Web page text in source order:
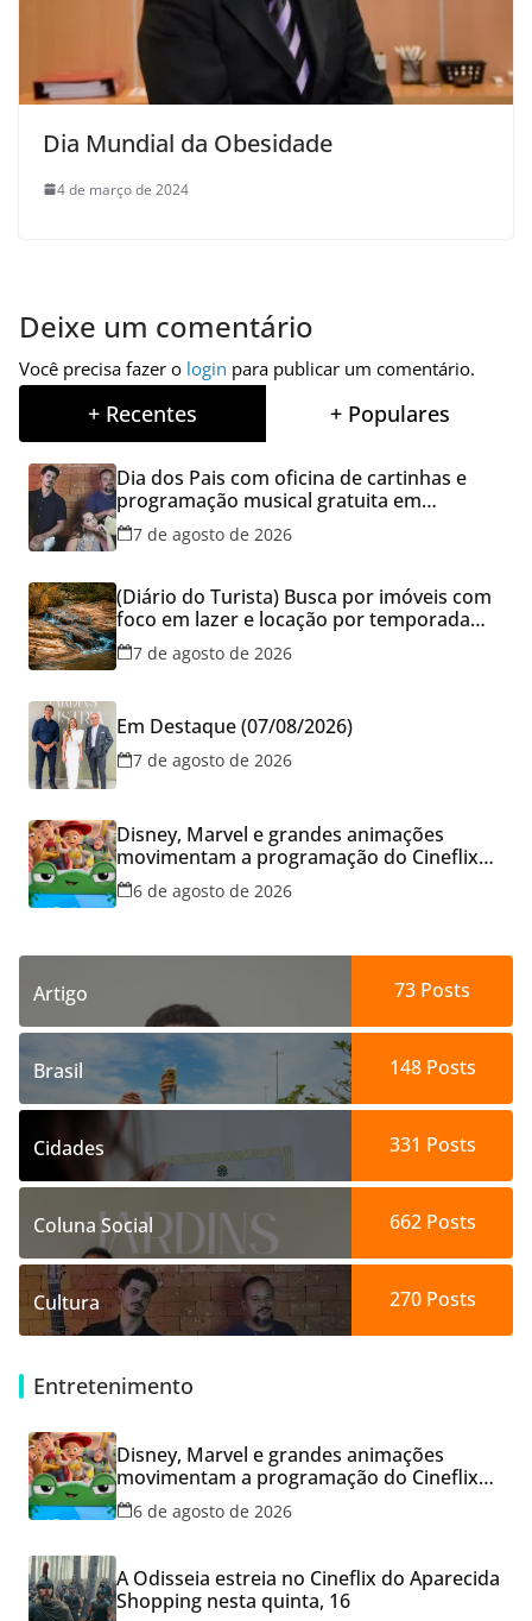
Dia Mundial da Obesidade
4 de março de 2024
Deixe um comentário
Você precisa fazer o login para publicar um comentário.
+ Recentes + Populares
Dia dos Pais com oficina de cartinhas e
programação musical gratuita em
Aparecida de Goiânia
7 de agosto de 2026
(Diário do Turista) Busca por imóveis com
foco em lazer e locação por temporada
cresce no Brasil
7 de agosto de 2026
Em Destaque (07/08/2026)
7 de agosto de 2026
Disney, Marvel e grandes animações
movimentam a programação do Cineflix
do Aparecida Shopping
6 de agosto de 2026
Artigo 73 Posts
Brasil 148Posts
Cidades 331 Posts
Coluna Social 662Posts
Cultura 270Posts
Entretenimento
Disney, Marvel e grandes animações
movimentam a programação do Cineflix
do Aparecida Shopping
6 de agosto de 2026
A Odisseia estreia no Cineflix do Aparecida
Shopping nesta quinta, 16